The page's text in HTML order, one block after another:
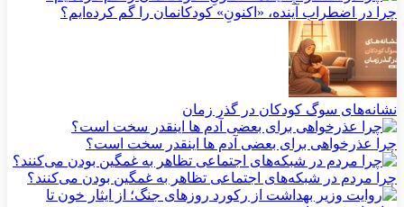
چرا در اضطرابِ آینده، «اکنونِ» کودکانمان را گم کرده‌ایم؟
نشانه‌های سوگ کودکان در گذر زمان
چرا عذرخواهی برای بعضی آدم ها اینقدر سخت است؟
چرا مردم در شبکه‌های اجتماعی تظاهر به غمگین بودن می‌کنند؟